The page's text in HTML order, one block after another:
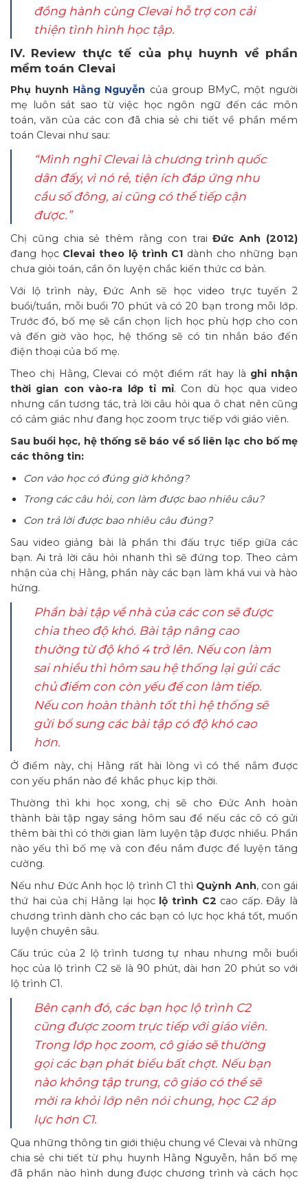
đồng hành cùng Clevai hỗ trợ con cải
thiện tình hình học tập.
IV. Review thực tế của phụ huynh về phần
mềm toán Clevai
Phụ huynh Hằng Nguyễn của group BMyC, một người
mẹ luôn sát sao từ việc học ngôn ngữ đến các môn
toán, văn của các con đã chia sẻ chi tiết về phần mềm
toán Clevai như sau:
“Mình nghĩ Clevai là chương trình quốc
dân đấy, vì nó rẻ, tiện ích đáp ứng nhu
cầu số đông, ai cũng có thể tiếp cận
được.”
Chị cũng chia sẻ thêm rằng con traiĐức Anh (2012)
đang học Clevai theo lộ trình C1 dành cho những bạn
chưa giỏi toán, cần ôn luyện chắc kiến thức cơ bản.
Với lộ trình này, Đức Anh sẽ học video trực tuyến 2
buổi/tuần, mỗi buổi 70 phút và có 20 bạn trong mỗi lớp.
Trước đó, bố mẹ sẽ cần chọn lịch học phù hợp cho con
và đến giờ vào học, hệ thống sẽ có tin nhắn báo đến
điện thoại của bố mẹ.
Theo chị Hằng, Clevai có một điểm rất hay là ghi nhận
thời gian con vào-ra lớp tỉ mỉ. Con dù học qua video
nhưng cần tương tác, trả lời câu hỏi qua ô chat nên cũng
có cảm giác như đang học zoom trực tiếp với giáo viên.
Sau buổi học, hệ thống sẽ báo về sổ liên lạc cho bố mẹ
các thông tin:
Con vào học có đúng giờ không?
Trong các câu hỏi, con làm được bao nhiêu câu?
Con trả lời được bao nhiêu câu đúng?
Sau video giảng bài là phần thi đấu trực tiếp giữa các
bạn. Ai trả lời câu hỏi nhanh thì sẽ đứng top. Theo cảm
nhận của chị Hằng, phần này các bạn làm khá vui và hào
hứng.
Phần bài tập về nhà của các con sẽ được
chia theo độ khó. Bài tập nâng cao
thường từ độ khó 4 trở lên. Nếu con làm
sai nhiều thì hôm sau hệ thống lại gửi các
chủ điểm con còn yếu để con làm tiếp.
Nếu con hoàn thành tốt thì hệ thống sẽ
gửi bổ sung các bài tập có độ khó cao
hơn.
Ở điểm này, chị Hằng rất hài lòng vì có thể nắm được
con yếu phần nào để khắc phục kịp thời.
Thường thì khi học xong, chị sẽ cho Đức Anh hoàn
thành bài tập ngay sáng hôm sau để nếu các cô có gửi
thêm bài thì có thời gian làm luyện tập được nhiều. Phần
nào yếu thì bố mẹ và con đều nắm được để luyện tăng
cường.
Nếu như Đức Anh học lộ trình C1 thì Quỳnh Anh, con gái
thứ hai của chị Hằng lại học lộ trình C2 cao cấp. Đây là
chương trình dành cho các bạn có lực học khá tốt, muốn
luyện chuyên sâu.
Cấu trúc của 2 lộ trình tương tự nhau nhưng mỗi buổi
học của lộ trình C2 sẽ là 90 phút, dài hơn 20 phút so với
lộ trình C1.
Bên cạnh đó, các bạn học lộ trình C2
cũng được zoom trực tiếp với giáo viên.
Trong lớp học zoom, cô giáo sẽ thường
gọi các bạn phát biểu bất chợt. Nếu bạn
nào không tập trung, cô giáo có thể sẽ
mời ra khỏi lớp nên nói chung, học C2 áp
lực hơn C1.
Qua những thông tin giới thiệu chung về Clevai và những
chia sẻ chi tiết từ phụ huynh Hằng Nguyễn, hẳn bố mẹ
đã phần nào hình dung được chương trình và cách học